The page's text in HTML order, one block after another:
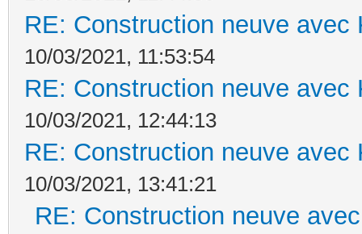
RE: Construction neuve avec
10/03/2021, 11:53:54
RE: Construction neuve avec
10/03/2021, 12:44:13
RE: Construction neuve avec
10/03/2021, 13:41:21
RE: Construction neuve